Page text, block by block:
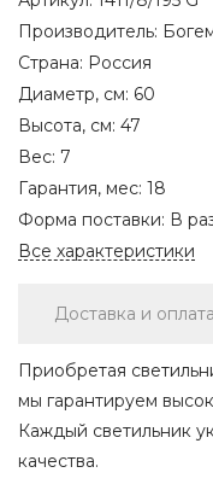
Производитель:
Страна: Россия
Диаметр, см: 60
Высота, см: 47
Вес: 7
Гарантия, мес: 18
Форма поставки: В
Все характеристики
Доставка и оплата
Приобретая
мы гарантируем
Каждый светильник
качества.